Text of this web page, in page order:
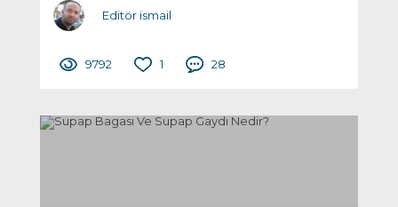
Editör ismail
9792 1 28